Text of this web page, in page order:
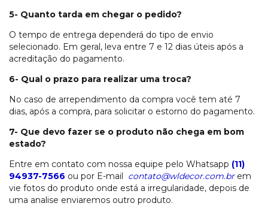
5- Quanto tarda em chegar o pedido?
O tempo de entrega dependerá do tipo de envio
selecionado. Em geral, leva entre 7 e 12 dias úteis após a
acreditação do pagamento.
6- Qual o prazo para realizar uma troca?
No caso de arrependimento da compra você tem até 7
dias, após a compra, para solicitar o estorno do pagamento.
7- Que devo fazer se o produto não chega em bom
estado?
Entre em contato com nossa equipe pelo Whatsapp (11)
94937-7566 ou por E-mail contato@wldecor.com.br em
vie fotos do produto onde está a irregularidade, depois de
uma analise enviaremos outro produto.